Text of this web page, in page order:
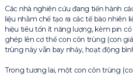
Các nhà nghiên cứu đang tiến hành
liệu nhằm chế tạo ra các tế bào nhiên
hiệu tiêu tốn ít năng lượng, kèm pin có
ghép lên cơ thể con côn trùng (con
trùng này vẫn bay nhảy, hoạt động
Trong tương lai, một con côn trùng